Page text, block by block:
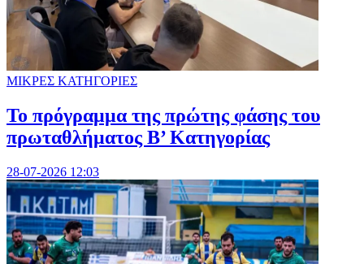
ΜΙΚΡΕΣ ΚΑΤΗΓΟΡΙΕΣ
Το πρόγραμμα της πρώτης φάσης του
πρωταθλήματος Β’ Κατηγορίας
28-07-2026 12:03